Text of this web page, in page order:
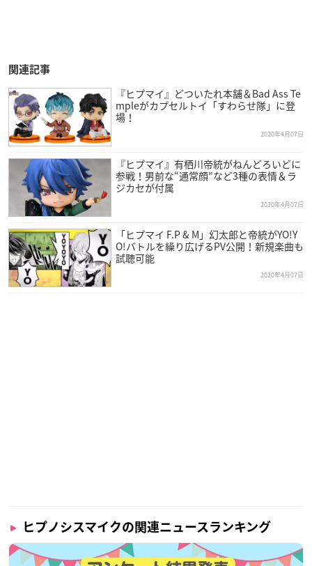
関連記事
『ヒプマイ』どついたれ本舗＆Bad Ass Te
mpleがカプセルトイ「すわらせ隊」に登
場！
2020年4月07日
『ヒプマイ』有栖川帝統がねんどろいどに
参戦！男前な“通常顔”など3種の表情＆ラ
ジカセが付属
2020年4月07日
「ヒプマイ F.P & M」幻太郎と帝統がYO!Y
O!バトルを繰り広げるPV公開！新規楽曲も
試聴可能
2020年4月07日
ヒプノシスマイクの関連ニュースランキング